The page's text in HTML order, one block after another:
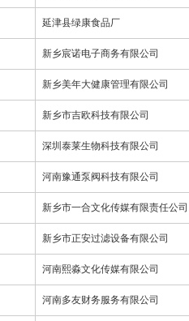
延津县绿康食品厂
新乡宸诺电子商务有限公司
新乡美年大健康管理有限公司
新乡市吉欧科技有限公司
深圳泰莱生物科技有限公司
河南豫通泵阀科技有限公司
新乡市一合文化传媒有限责任公司
新乡市正安过滤设备有限公司
河南熙淼文化传媒有限公司
河南多友财务服务有限公司